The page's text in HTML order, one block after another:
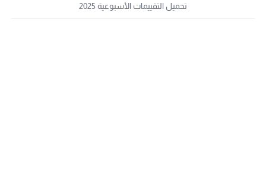
تحميل التقييمات الأسبوعية 2025